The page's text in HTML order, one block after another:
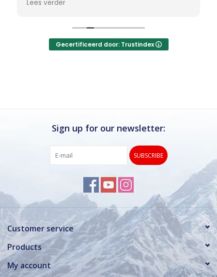
tijd genomen om de juiste schoen te vinden.
gevonden, waar met een paar kleine
aanpassing het perfecte model van werd
gemaakt.
Lees verder
Gecertificeerd door: Trustindex
Sign up for our newsletter:
SUBSCRIBE
Customer service
Products
My account